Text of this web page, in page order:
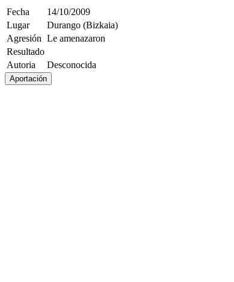
Fecha
14/10/2009
Lugar
Durango (Bizkaia)
Agresión Le amenazaron
Resultado
Autoria
Desconocida